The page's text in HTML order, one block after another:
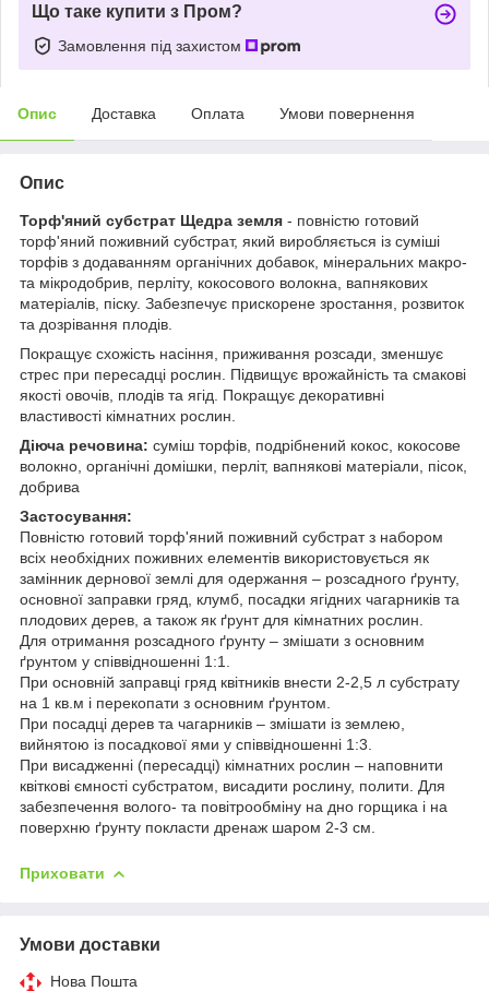
Що таке купити з Пром?
Замовлення під захистом
Опис Доставка Оплата Умови повернення
Опис
Торф'яний субстрат Щедра земля - повністю готовий
торф'яний поживний субстрат, який виробляється із суміші
торфів з додаванням органічних добавок, мінеральних макро-
та мікродобрив, перліту, кокосового волокна, вапнякових
матеріалів, піску. Забезпечує прискорене зростання, розвиток
та дозрівання плодів.
Покращує схожість насіння, приживання розсади, зменшує
стрес при пересадці рослин. Підвищує врожайність та смакові
якості овочів, плодів та ягід. Покращує декоративні
властивості кімнатних рослин.
Діюча речовина: суміш торфів, подрібнений кокос, кокосове
волокно, органічні домішки, перліт, вапнякові матеріали, пісок,
добрива
Застосування:
Повністю готовий торф'яний поживний субстрат з набором
всіх необхідних поживних елементів використовується як
замінник дернової землі для одержання – розсадного ґрунту,
основної заправки гряд, клумб, посадки ягідних чагарників та
плодових дерев, а також як ґрунт для кімнатних рослин.
Для отримання розсадного ґрунту – змішати з основним
ґрунтом у співвідношенні 1:1.
При основній заправці гряд квітників внести 2-2,5 л субстрату
на 1 кв.м і перекопати з основним ґрунтом.
При посадці дерев та чагарників – змішати із землею,
вийнятою із посадкової ями у співвідношенні 1:3.
При висадженні (пересадці) кімнатних рослин – наповнити
квіткові ємності субстратом, висадити рослину, полити. Для
забезпечення волого- та повітрообміну на дно горщика і на
поверхню ґрунту покласти дренаж шаром 2-3 см.
Приховати
Умови доставки
Нова Пошта